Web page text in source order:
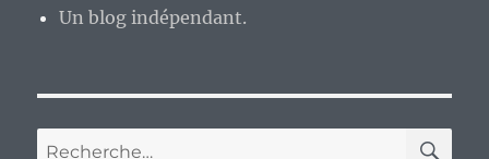
Un blog indépendant.
Recherche